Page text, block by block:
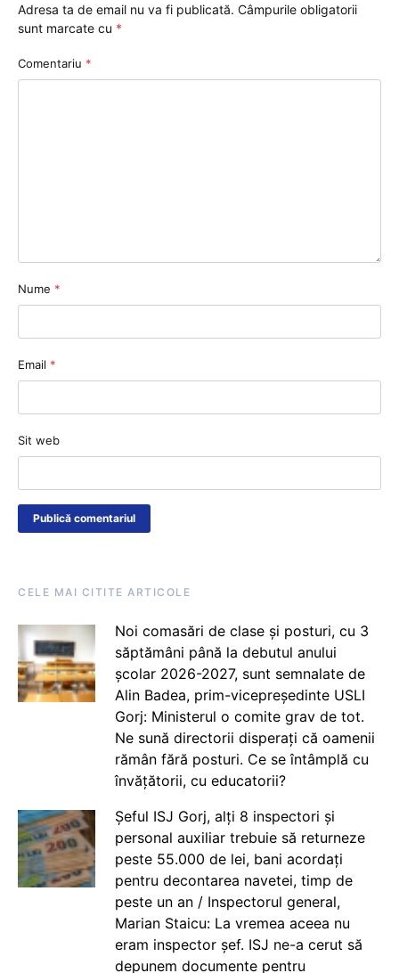
Adresa ta de email nu va fi publicată. Câmpurile obligatorii
sunt marcate cu *
Comentariu *
Nume *
Email *
Sit web
CELE MAI CITITE ARTICOLE
Noi comasări de clase și posturi, cu 3
săptămâni până la debutul anului
școlar 2026-2027, sunt semnalate de
Alin Badea, prim-vicepreședinte USLI
Gorj: Ministerul o comite grav de tot.
Ne sună directorii disperați că oamenii
rămân fără posturi. Ce se întâmplă cu
învățătorii, cu educatorii?
Șeful ISJ Gorj, alți 8 inspectori și
personal auxiliar trebuie să returneze
peste 55.000 de lei, bani acordați
pentru decontarea navetei, timp de
peste un an / Inspectorul general,
Marian Staicu: La vremea aceea nu
eram inspector șef. ISJ ne-a cerut să
depunem documente pentru